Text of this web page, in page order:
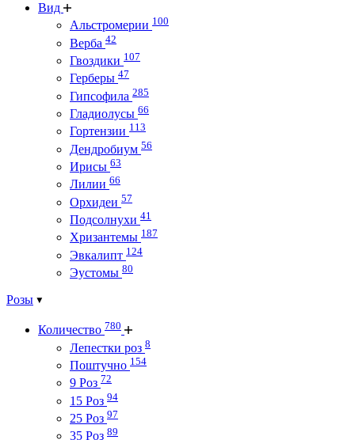
Вид
Альстромерии 100
Верба 42
Гвоздики 107
Герберы 47
Гипсофила 285
Гладиолусы 66
Гортензии 113
Дендробиум 56
Ирисы 63
Лилии 66
Орхидеи 57
Подсолнухи 41
Хризантемы 187
Эвкалипт 124
Эустомы 80
Розы
Количество 780
Лепестки роз 8
Поштучно 154
9 Роз 72
15 Роз 94
25 Роз 97
35 Роз 89